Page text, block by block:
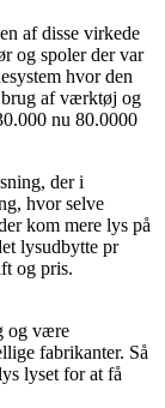
af disse virkede
og spoler der var
hvor den
brug af værktøj og
nu 80.0000
der i
hvor selve
kom mere lys på
lysudbytte pr
og pris.
og være
fabrikanter. Så
lyset for at få